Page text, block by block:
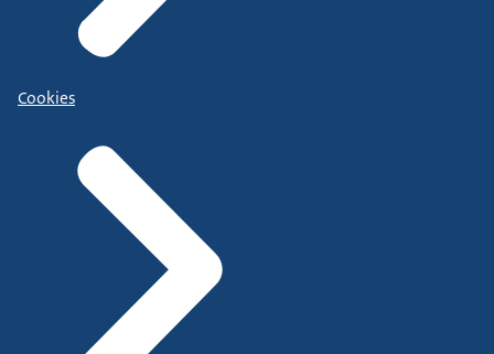
Cookies